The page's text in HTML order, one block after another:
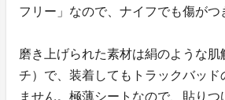
フリー」なので、ナイフでも傷がつ
磨き上げられた素材は絹のような肌
チ）で、装着してもトラックバッド
ません。極薄シートなので、貼りつ